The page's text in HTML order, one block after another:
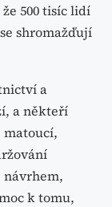
500 tisíc lidí
shromažďují
a
a někteří
matoucí,
návrhem,
k tomu,